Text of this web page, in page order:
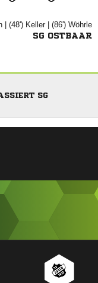
| (48') | (86') 
SG OSTBAAR
SG